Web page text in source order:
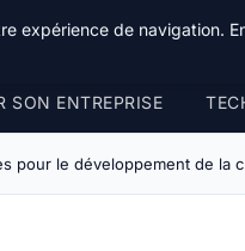
SON ENTREPRISE
pour le développement de la
expérience de navigation.